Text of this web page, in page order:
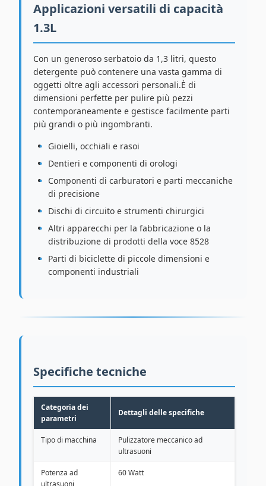
Applicazioni versatili di capacità
1.3L
Con un generoso serbatoio da 1,3 litri, questo
detergente può contenere una vasta gamma di
oggetti oltre agli accessori personali.È di
dimensioni perfette per pulire più pezzi
contemporaneamente e gestisce facilmente parti
più grandi o più ingombranti.
Gioielli, occhiali e rasoi
Dentieri e componenti di orologi
Componenti di carburatori e parti meccaniche
di precisione
Dischi di circuito e strumenti chirurgici
Altri apparecchi per la fabbricazione o la
distribuzione di prodotti della voce 8528
Parti di biciclette di piccole dimensioni e
componenti industriali
Specifiche tecniche
Categoria dei
parametri
Dettagli delle specifiche
Tipo di macchina
Pulizzatore meccanico ad
ultrasuoni
Potenza ad
ultrasuoni
60 Watt